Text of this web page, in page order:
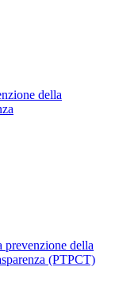
della
prevenzione della
(PTPCT)